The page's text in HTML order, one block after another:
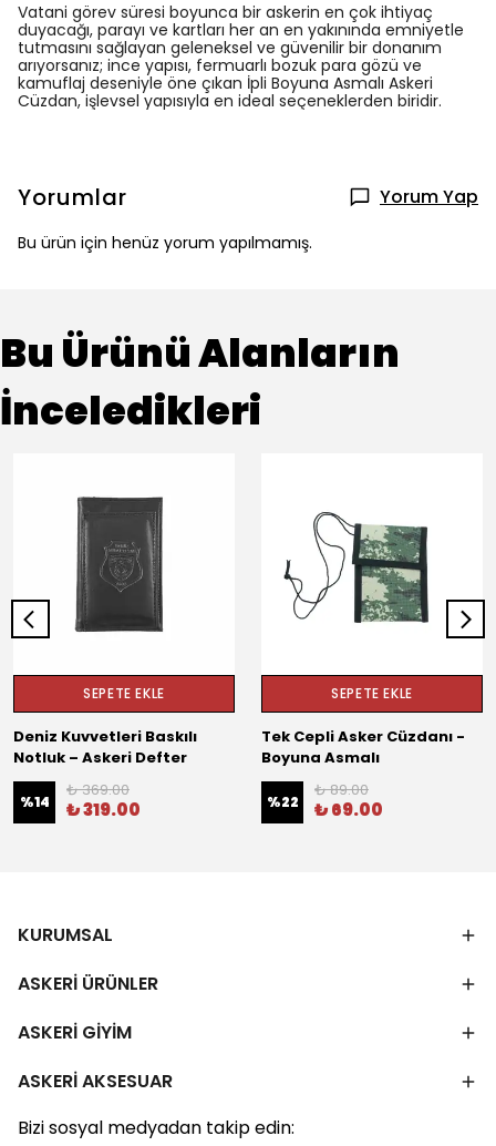
Vatani görev süresi boyunca bir askerin en çok ihtiyaç
duyacağı, parayı ve kartları her an en yakınında emniyetle
tutmasını sağlayan geleneksel ve güvenilir bir donanım
arıyorsanız; ince yapısı, fermuarlı bozuk para gözü ve
kamuflaj deseniyle öne çıkan İpli Boyuna Asmalı Askeri
Cüzdan, işlevsel yapısıyla en ideal seçeneklerden biridir.
Yorumlar Yorum Yap
Bu ürün için henüz yorum yapılmamış.
Bu Ürünü Alanların
İnceledikleri
SEPETE EKLE
Deniz Kuvvetleri Baskılı
Notluk – Askeri Defter
%14
₺ 369.00
₺ 319.00
SEPETE EKLE
Tek Cepli Asker Cüzdanı -
Boyuna Asmalı
%22
₺ 89.00
₺ 69.00
KURUMSAL
ASKERİ ÜRÜNLER
ASKERİ GİYİM
ASKERİ AKSESUAR
Bizi sosyal medyadan takip edin: